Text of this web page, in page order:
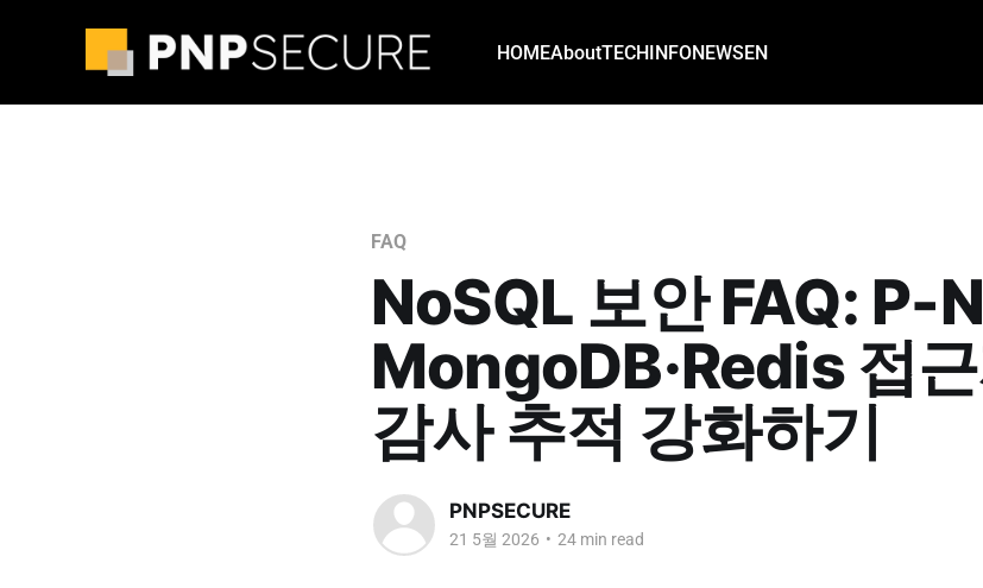
HOMEAboutTECHINFONEWSEN
FAQ
NoSQL 보안 FAQ: P-
MongoDB·Redis 접
감사 추적 강화하기
PNPSECURE
21 5월 2026 • 24 min read